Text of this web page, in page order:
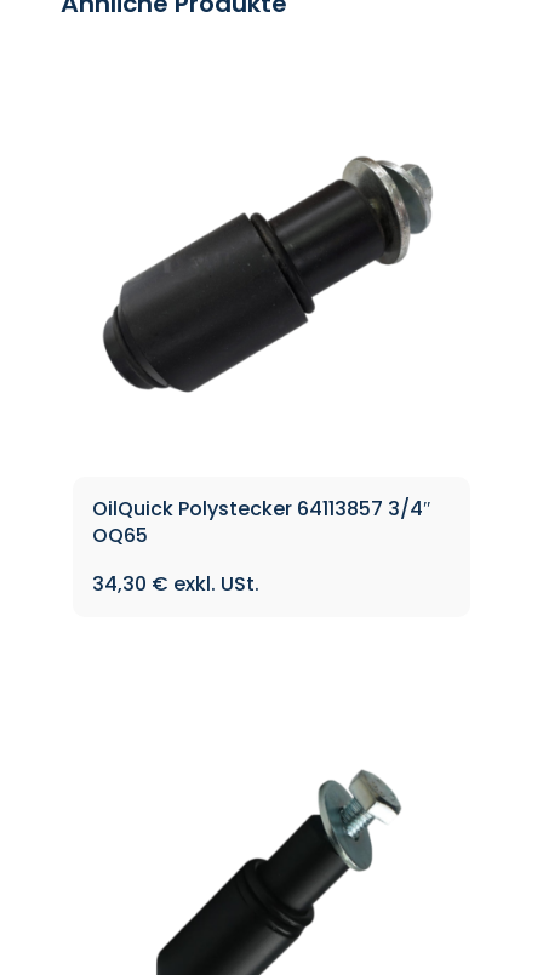
OilQuick Polystecker 64113857 3/4″
OQ65
34,30 €